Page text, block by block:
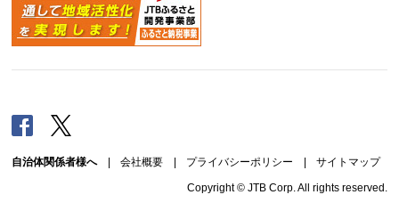
Facebook
自治体関係者様へ| 会社概要 プライバシーポリシー サイトマップ
Copyright © JTB Corp. All rights reserved.